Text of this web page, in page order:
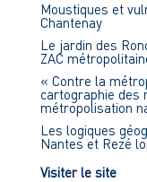
Moustiques et
Chantenay
Le jardin des
ZAC
« Contre la
cartographie des
métropolisation
Les logiques
Nantes et Rezé
Visiter le site